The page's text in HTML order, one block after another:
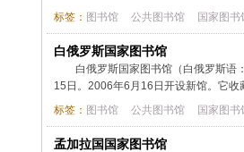
标签： 图书馆 公共图书馆 国家图书
白俄罗斯国家图书馆
白俄罗斯国家图书馆（白俄罗斯语
15日。2006年6月16日开设新馆。它
标签： 图书馆 公共图书馆 国家图书
孟加拉国国家图书馆